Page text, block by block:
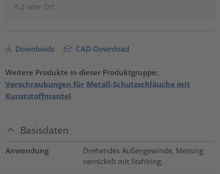
Downloads CAD-Download
Weitere Produkte in dieser Produktgruppe:
Verschraubungen für Metall-Schutzschläuche mit
Kunststoffmantel
Basisdaten
Anwendung
Drehendes Außengewinde, Messing
vernickelt mit Stahlring.